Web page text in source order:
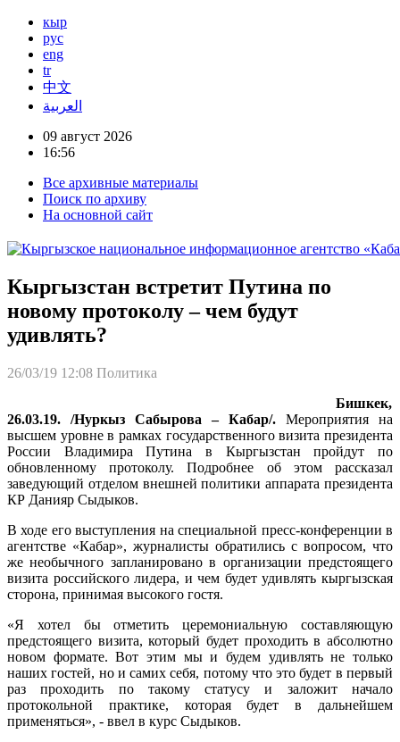
кыр
рус
eng
tr
中文
العربية
09 август 2026
16:56
Все архивные материалы
Поиск по архиву
На основной сайт
Кыргызстан встретит Путина по
новому протоколу – чем будут
удивлять?
26/03/19 12:08 Политика
Бишкек,
26.03.19. /Нуркыз Сабырова – Кабар/. Мероприятия на
высшем уровне в рамках государственного визита президента
России Владимира Путина в Кыргызстан пройдут по
обновленному протоколу. Подробнее об этом рассказал
заведующий отделом внешней политики аппарата президента
КР Данияр Сыдыков.
В ходе его выступления на специальной пресс-конференции в
агентстве «Кабар», журналисты обратились с вопросом, что
же необычного запланировано в организации предстоящего
визита российского лидера, и чем будет удивлять кыргызская
сторона, принимая высокого гостя.
«Я хотел бы отметить церемониальную составляющую
предстоящего визита, который будет проходить в абсолютно
новом формате. Вот этим мы и будем удивлять не только
наших гостей, но и самих себя, потому что это будет в первый
раз проходить по такому статусу и заложит начало
протокольной практике, которая будет в дальнейшем
применяться», - ввел в курс Сыдыков.